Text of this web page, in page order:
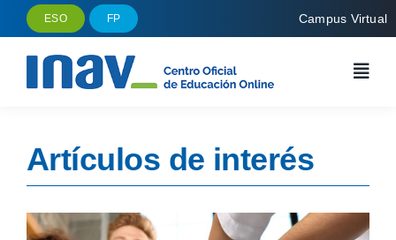
Saltar
contenido
ESO FP Campus Virtual
Artículos de interés